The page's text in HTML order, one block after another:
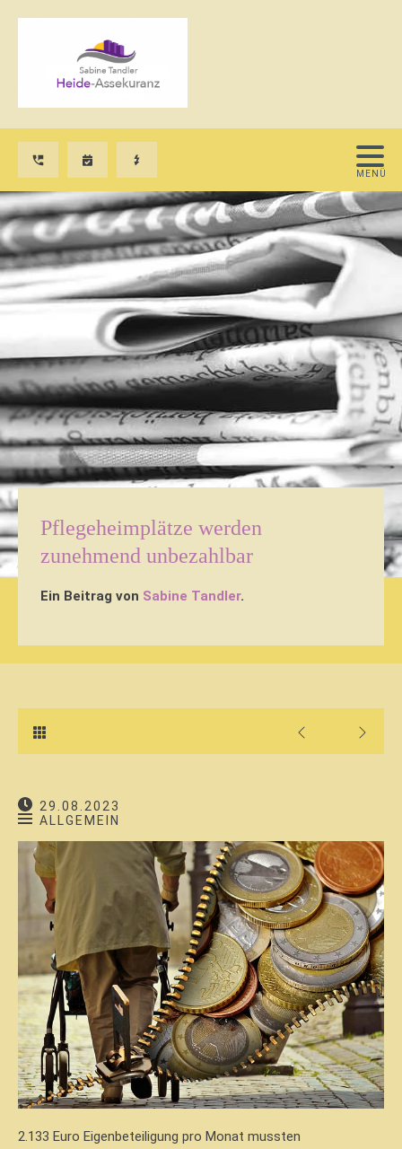
Pflegeheimplätze werden
zunehmend unbezahlbar
Ein Beitrag von Sabine Tandler.
29.08.2023
ALLGEMEIN
2.133 Euro Eigenbeteiligung pro Monat mussten